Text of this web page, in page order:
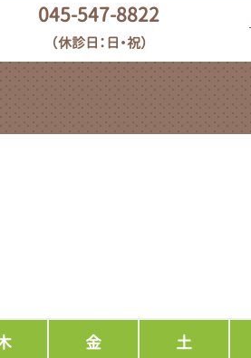
045-547-8822
（休診日：日・祝）
金 土